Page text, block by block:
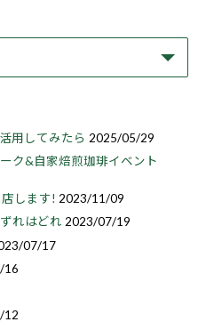
用してみたら 2025/05/29
ク&自家焙煎珈琲イベント
します! 2023/11/09
れはどれ 2023/07/19
07/17
16
12